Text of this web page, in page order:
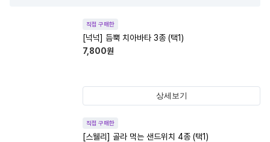
직접 구매한
[넉넉] 듬뿍 치아바타 3종 (택1)
7,800원
상세보기
직접 구매한
[스웰리] 골라 먹는 샌드위치 4종 (택1)